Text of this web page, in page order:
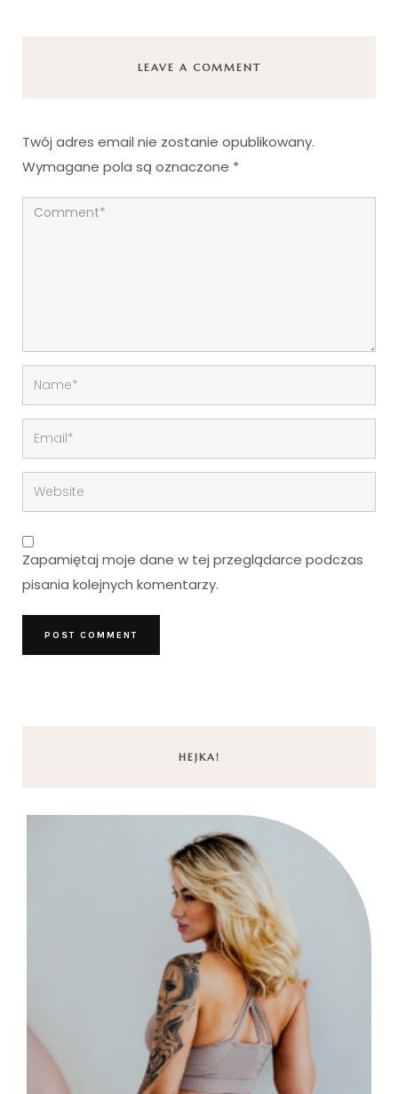
LEAVE A COMMENT
Twój adres email nie zostanie opublikowany.
Wymagane pola są oznaczone *
Zapamiętaj moje dane w tej przeglądarce podczas
pisania kolejnych komentarzy.
HEJKA!